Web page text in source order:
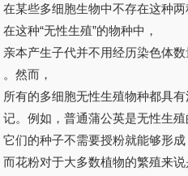
在某些多细胞生物中不存在这种两
在这种“无性生殖”的物种中，
亲本产生子代并不用经历染色体
。然而，
所有的多细胞无性生殖物种都具
记。例如，普通蒲公英是无性生殖
它们的种子不需要授粉就能够形成
而花粉对于大多数植物的繁殖来说